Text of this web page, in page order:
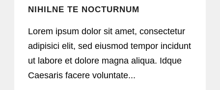
NIHILNE TE NOCTURNUM
Lorem ipsum dolor sit amet, consectetur
adipisici elit, sed eiusmod tempor incidunt
ut labore et dolore magna aliqua. Idque
Caesaris facere voluntate...